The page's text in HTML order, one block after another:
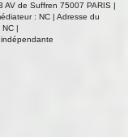
AV de Suffren 75007 PARIS |
: NC | Adresse du
|